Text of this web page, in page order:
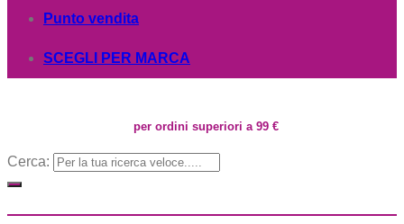
Punto vendita
SCEGLI PER MARCA
per ordini superiori a 99 €
Cerca: